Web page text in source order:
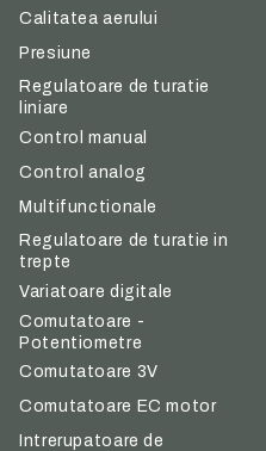
Calitatea aerului
Presiune
Regulatoare de turatie
liniare
Control manual
Control analog
Multifunctionale
Regulatoare de turatie in
trepte
Variatoare digitale
Comutatoare -
Potentiometre
Comutatoare 3V
Comutatoare EC motor
Intrerupatoare de